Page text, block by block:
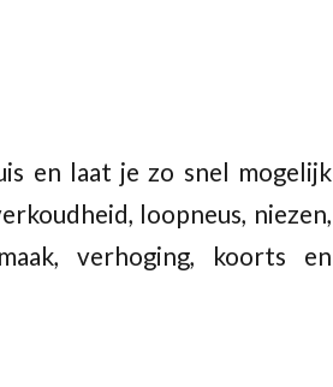
en laat je zo snel mogelijk
loopneus, niezen,
verhoging, koorts en